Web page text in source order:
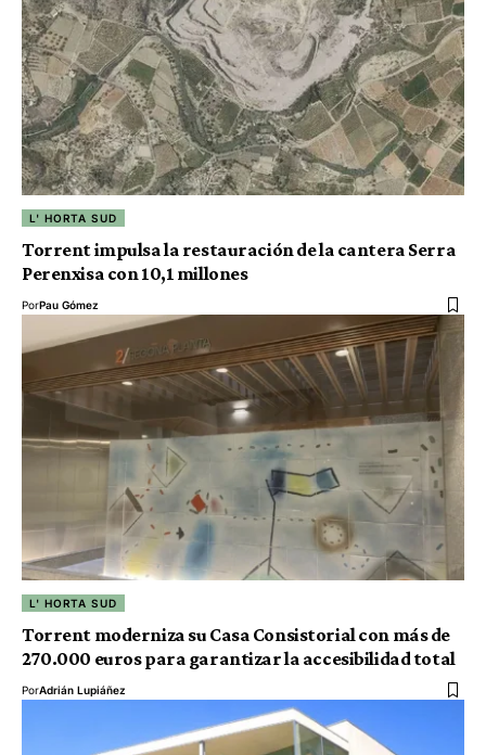
L' HORTA SUD
Torrent impulsa la restauración de la cantera Serra
Perenxisa con 10,1 millones
PorPau Gómez
L' HORTA SUD
Torrent moderniza su Casa Consistorial con más de
270.000 euros para garantizar la accesibilidad total
PorAdrián Lupiáñez